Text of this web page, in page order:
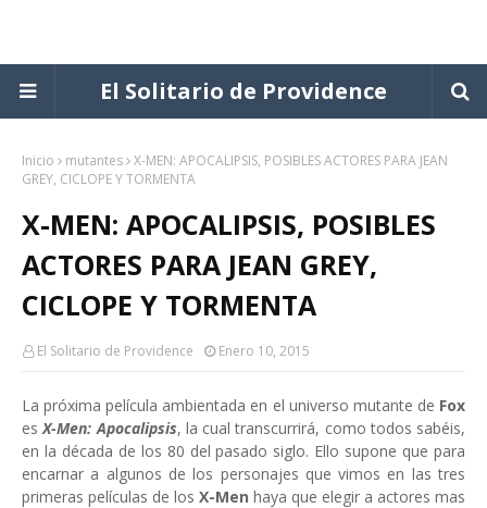
El Solitario de Providence
Inicio mutantes X-MEN: APOCALIPSIS, POSIBLES ACTORES PARA JEAN
GREY, CICLOPE Y TORMENTA
X-MEN: APOCALIPSIS, POSIBLES
ACTORES PARA JEAN GREY,
CICLOPE Y TORMENTA
El Solitario de Providence Enero 10, 2015
La próxima película ambientada en el universo mutante de Fox
esX-Men: Apocalipsis, la cual transcurrirá, como todos sabéis,
en la década de los 80 del pasado siglo. Ello supone que para
encarnar a algunos de los personajes que vimos en las tres
primeras películas de los X-Men haya que elegir a actores mas